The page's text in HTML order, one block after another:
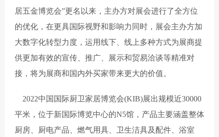
居五金博览会”更名以来，主办方对展会进行了全方位
的优化，在更具国际视野和影响力同时，展会主办方加
大数字化转型力度，运用线下、线上多种方式为展商提
供更加有效的宣传、推广、展示和贸易洽谈等精准对
接，将为展商和国内外买家带来更大的价值。
2022中国国际厨卫家居博览会(KIB)展出规模近30000
平米，位于新国际博览中心的N5馆，产品主要涵盖整体
厨房、厨电产品、燃气用具、卫生洁具及配件、浴室